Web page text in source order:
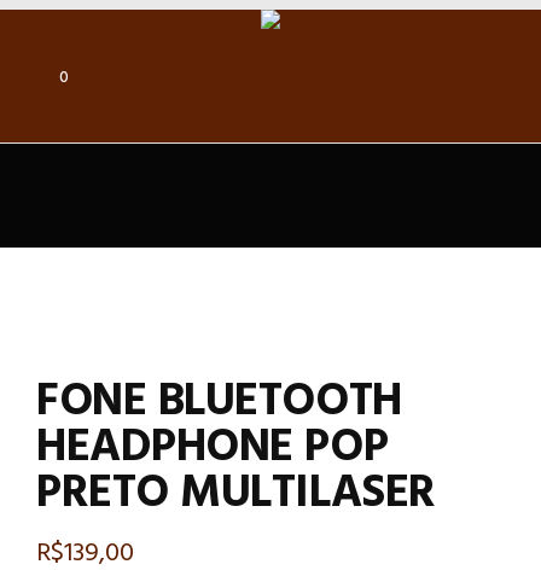
0
FONE BLUETOOTH
HEADPHONE POP
PRETO MULTILASER
R$139,00